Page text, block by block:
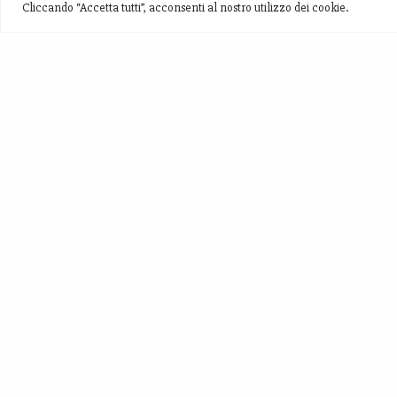
Cliccando “Accetta tutti”, acconsenti al nostro utilizzo dei cookie.